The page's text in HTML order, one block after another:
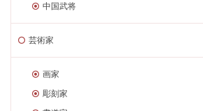
中国武将
芸術家
画家
彫刻家